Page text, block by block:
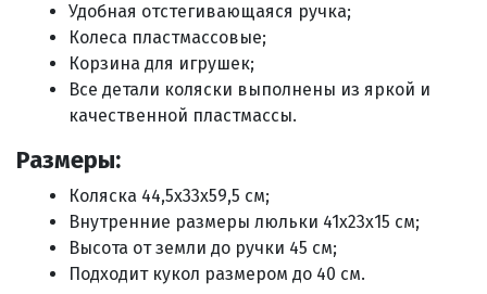
Удобная отстегивающаяся ручка;
Колеса пластмассовые;
Корзина для игрушек;
Все детали коляски выполнены из яркой и
качественной пластмассы.
Размеры:
Коляска 44,5х33х59,5 см;
Внутренние размеры люльки 41х23х15 см;
Высота от земли до ручки 45 см;
Подходит кукол размером до 40 см.